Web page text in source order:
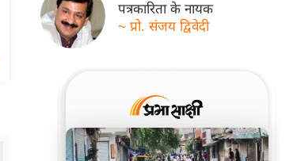
पत्रकारिता के नायक
~ प्रो. संजय द्विवेदी